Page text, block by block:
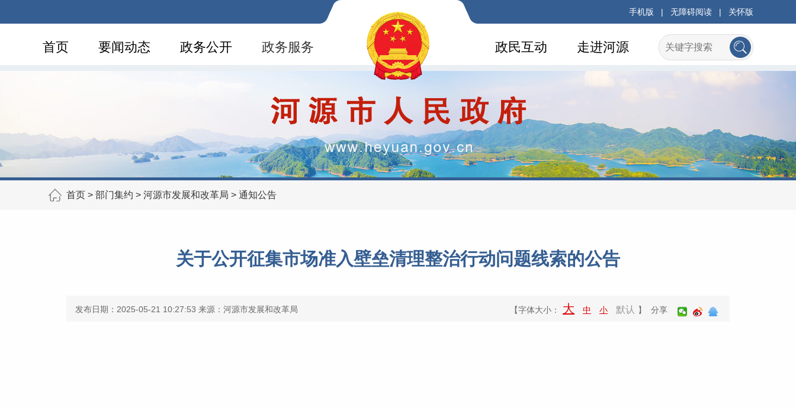
手机版 | 无障碍阅读 | 关怀版
首页 要闻动态 政务公开 政务服务 走进河源
政民互动
首页 > 部门集约 > 河源市发展和改革局 > 通知公告
关于公开征集市场准入壁垒清理整治行动问题线索的公告
发布日期：2025-05-21 10:27:53 来源：河源市发展和改革局 【字体大小： 大 中 小 默认 】 分享